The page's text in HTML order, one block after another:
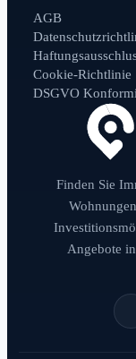
AGB
Cookie-Richtlinie
DSGVO
Finden Sie
Angebote